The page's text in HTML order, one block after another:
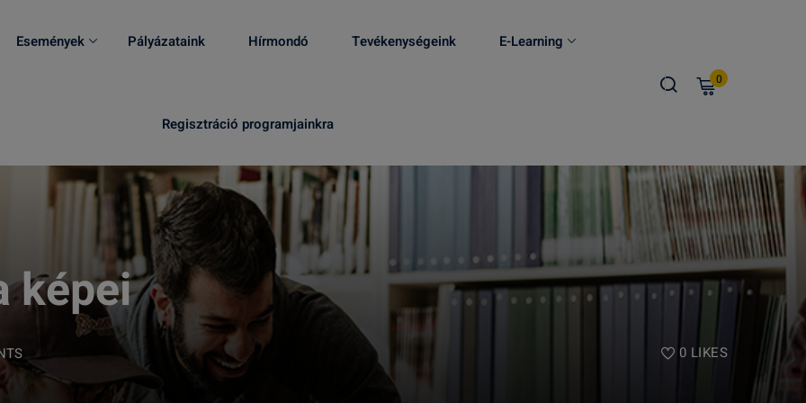
Események Pályázataink Hírmondó Tevékenységeink E-Learning
Regisztráció programjainkra
0
képei
0 LIKES